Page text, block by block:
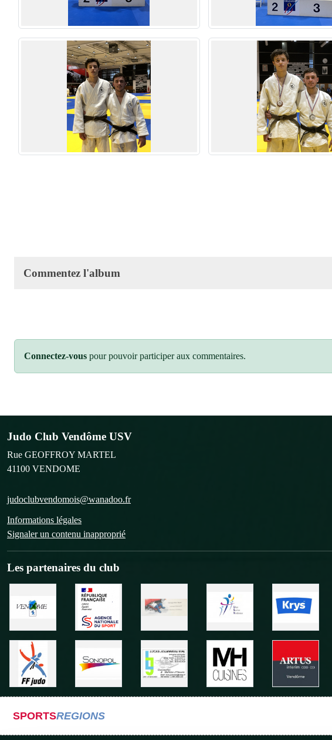
Commentez l'album
Connectez-vous pour pouvoir participer aux commentaires.
Judo Club Vendôme USV
Rue GEOFFROY MARTEL
41100 VENDOME
judoclubvendomois@wanadoo.fr
Informations légales
Signaler un contenu inapproprié
Les partenaires du club
SPORTSREGIONS